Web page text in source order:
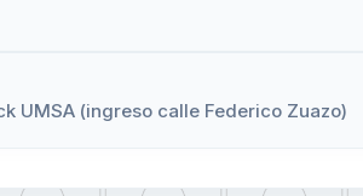
UMSA (ingreso calle Federico Zuazo)